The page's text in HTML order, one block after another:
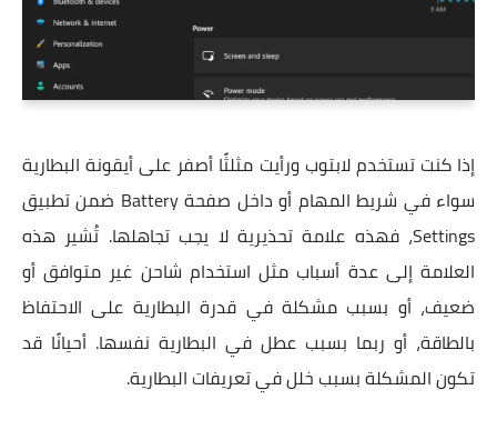
إذا كنت تستخدم لابتوب ورأيت مثلثًا أصفر على أيقونة البطارية
سواء في شريط المهام أو داخل صفحة Battery ضمن تطبيق
Settings، فهذه علامة تحذيرية لا يجب تجاهلها. تُشير هذه
العلامة إلى عدة أسباب مثل استخدام شاحن غير متوافق أو
ضعيف، أو بسبب مشكلة في قدرة البطارية على الاحتفاظ
بالطاقة، أو ربما بسبب عطل في البطارية نفسها. أحيانًا قد
تكون المشكلة بسبب خلل في تعريفات البطارية.